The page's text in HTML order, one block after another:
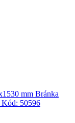
Bránka
Kód: 50596